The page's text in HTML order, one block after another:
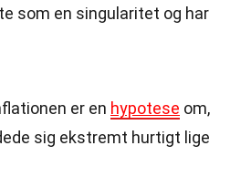
som en singularitet og har
er en hypotese om,
sig ekstremt hurtigt lige